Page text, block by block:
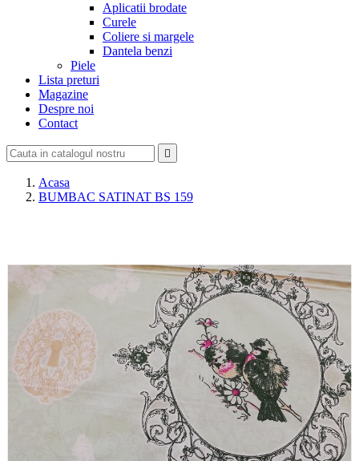
Aplicatii brodate
Curele
Coliere si margele
Dantela benzi
Piele
Lista preturi
Magazine
Despre noi
Contact

Acasa
BUMBAC SATINAT BS 159